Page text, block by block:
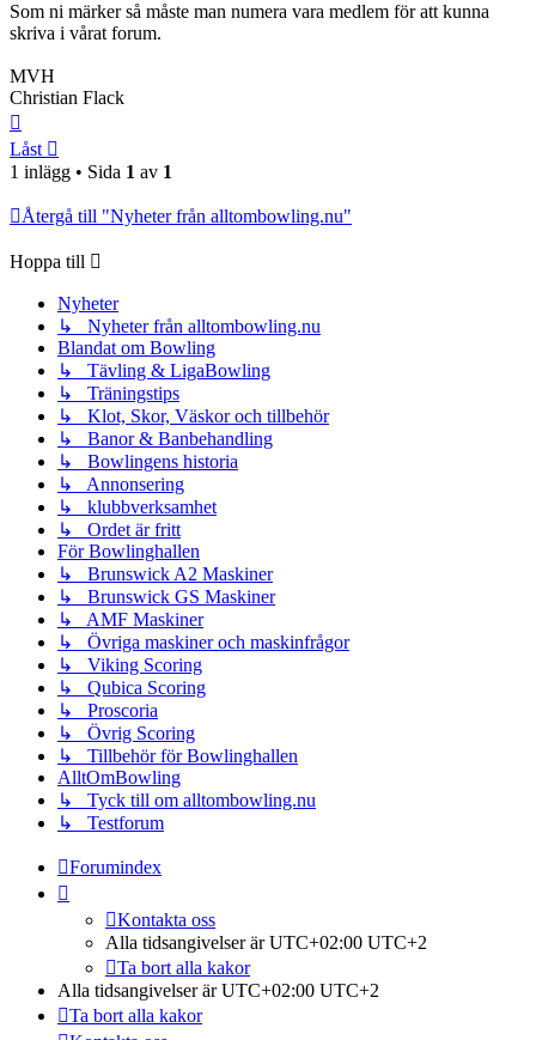
Som ni märker så måste man numera vara medlem för att kunna
skriva i vårat forum.
MVH
Christian Flack
Låst
1 inlägg • Sida 1 av 1
Återgå till "Nyheter från alltombowling.nu"
Hoppa till
Nyheter
↳ Nyheter från alltombowling.nu
Blandat om Bowling
↳ Tävling & LigaBowling
↳ Träningstips
↳ Klot, Skor, Väskor och tillbehör
↳ Banor & Banbehandling
↳ Bowlingens historia
↳ Annonsering
↳ klubbverksamhet
↳ Ordet är fritt
För Bowlinghallen
↳ Brunswick A2 Maskiner
↳ Brunswick GS Maskiner
↳ AMF Maskiner
↳ Övriga maskiner och maskinfrågor
↳ Viking Scoring
↳ Qubica Scoring
↳ Proscoria
↳ Övrig Scoring
↳ Tillbehör för Bowlinghallen
AlltOmBowling
↳ Tyck till om alltombowling.nu
↳ Testforum
Forumindex
Kontakta oss
Alla tidsangivelser är UTC+02:00 UTC+2
Ta bort alla kakor
Alla tidsangivelser är UTC+02:00 UTC+2
Ta bort alla kakor